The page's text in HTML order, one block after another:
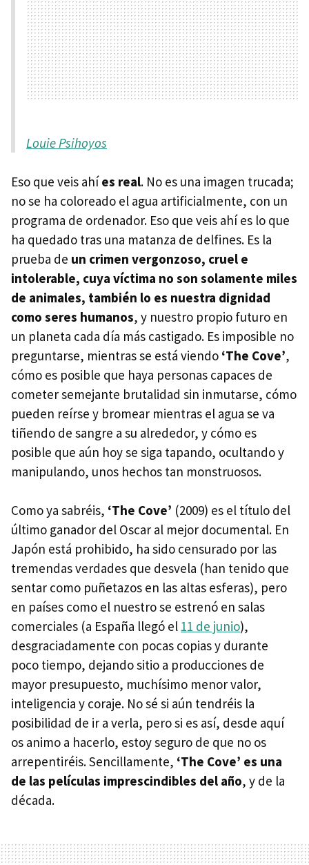
Louie Psihoyos
Eso que veis ahíes real. No es una imagen trucada;
no se ha coloreado el agua artificialmente, con un
programa de ordenador. Eso que veis ahí es lo que
ha quedado tras una matanza de delfines. Es la
prueba de un crimen vergonzoso, cruel e
intolerable, cuya víctima no son solamente miles
de animales, también lo es nuestra dignidad
como seres humanos, y nuestro propio futuro en
un planeta cada día más castigado. Es imposible no
preguntarse, mientras se está viendo ‘The Cove’,
cómo es posible que haya personas capaces de
cometer semejante brutalidad sin inmutarse, cómo
pueden reírse y bromear mientras el agua se va
tiñendo de sangre a su alrededor, y cómo es
posible que aún hoy se siga tapando, ocultando y
manipulando, unos hechos tan monstruosos.
Como ya sabréis, ‘The Cove’ (2009) es el título del
último ganador del Oscar al mejor documental. En
Japón está prohibido, ha sido censurado por las
tremendas verdades que desvela (han tenido que
sentar como puñetazos en las altas esferas), pero
en países como el nuestro se estrenó en salas
comerciales (a España llegó el 11 de junio),
desgraciadamente con pocas copias y durante
poco tiempo, dejando sitio a producciones de
mayor presupuesto, muchísimo menor valor,
inteligencia y coraje. No sé si aún tendréis la
posibilidad de ir a verla, pero si es así, desde aquí
os animo a hacerlo, estoy seguro de que no os
arrepentiréis. Sencillamente, ‘The Cove’ es una
de las películas imprescindibles del año, y de la
década.